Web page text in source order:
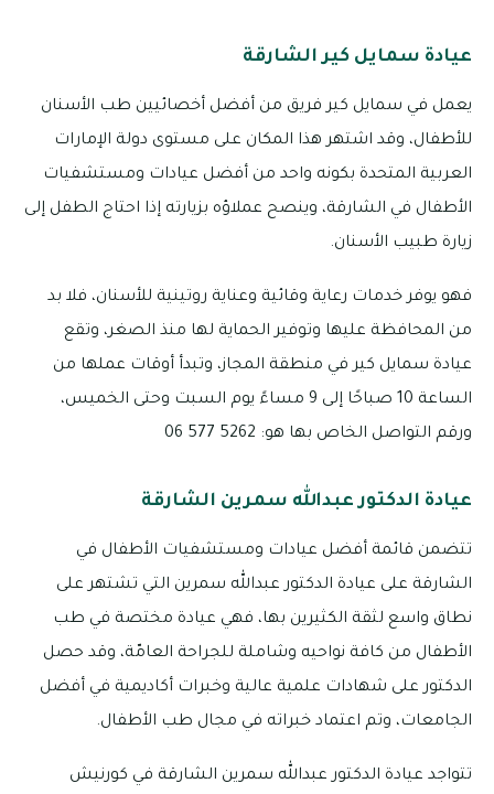
عيادة سمايل كير الشارقة
يعمل في سمايل كير فريق من أفضل أخصائيين طب الأسنان
للأطفال، وقد اشتهر هذا المكان على مستوى دولة الإمارات
العربية المتحدة بكونه واحد من أفضل عيادات ومستشفيات
الأطفال في الشارقة، وينصح عملاؤه بزيارته إذا احتاج الطفل إلى
زيارة طبيب الأسنان.
فهو يوفر خدمات رعاية وقائية وعناية روتينية للأسنان، فلا بد
من المحافظة عليها وتوفير الحماية لها منذ الصغر، وتقع
عيادة سمايل كير في منطقة المجاز، وتبدأ أوقات عملها من
الساعة 10 صباحًا إلى 9 مساءً يوم السبت وحتى الخميس،
ورقم التواصل الخاص بها هو: 5262 577 06
عيادة الدكتور عبدالله سمرين الشارقة
تتضمن قائمة أفضل عيادات ومستشفيات الأطفال في
الشارقة على عيادة الدكتور عبدالله سمرين التي تشتهر على
نطاق واسع لثقة الكثيرين بها، فهي عيادة مختصة في طب
الأطفال من كافة نواحيه وشاملة للجراحة العامّة، وقد حصل
الدكتور على شهادات علمية عالية وخبرات أكاديمية في أفضل
الجامعات، وتم اعتماد خبراته في مجال طب الأطفال.
تتواجد عيادة الدكتور عبدالله سمرين الشارقة في كورنيش